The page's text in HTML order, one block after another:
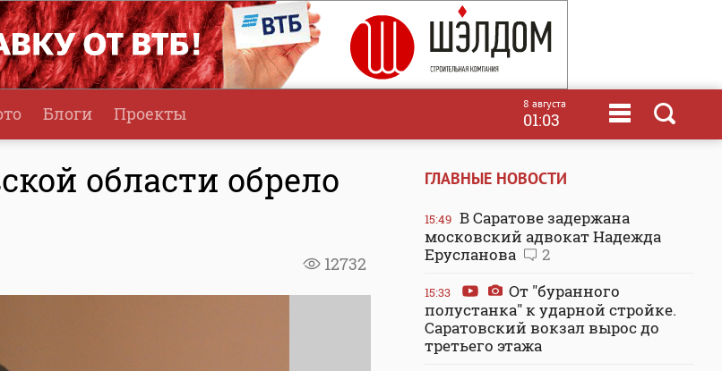
Блоги Проекты 8 августа
01:03
области обрело
12732
ГЛАВНЫЕ НОВОСТИ
15:49 В Саратове задержана
московский адвокат Надежда
Ерусланова
2
15:33
От "буранного
полустанка" к ударной стройке.
Саратовский вокзал вырос до
третьего этажа